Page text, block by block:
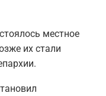
местное
их стали